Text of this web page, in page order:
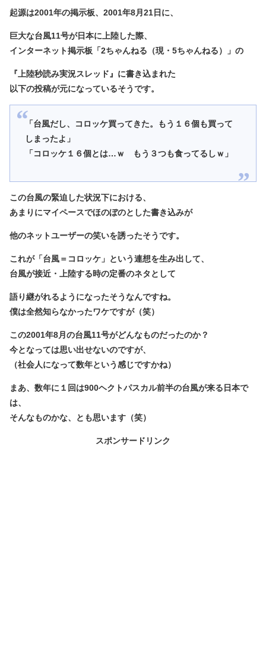
起源は2001年の掲示板、2001年8月21日に、
巨大な台風11号が日本に上陸した際、
インターネット掲示板「2ちゃんねる（現・5ちゃんねる）」の
『上陸秒読み実況スレッド』に書き込まれた
以下の投稿が元になっているそうです。
「台風だし、コロッケ買ってきた。もう１６個も買って
しまったよ」
「コロッケ１６個とは…ｗ もう３つも食ってるしｗ」
この台風の緊迫した状況下における、
あまりにマイペースでほのぼのとした書き込みが
他のネットユーザーの笑いを誘ったそうです。
これが「台風＝コロッケ」という連想を生み出して、
台風が接近・上陸する時の定番のネタとして
語り継がれるようになったそうなんですね。
僕は全然知らなかったワケですが（笑）
この2001年8月の台風11号がどんなものだったのか？
今となっては思い出せないのですが、
（社会人になって数年という感じですかね）
まあ、数年に１回は900ヘクトパスカル前半の台風が来る日本で
は、
そんなものかな、とも思います（笑）
スポンサードリンク